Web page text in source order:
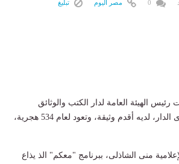
مصر اليوم تبليغ
الهيئة العامة لدار الكتب والوثائق
القومية، إن الأرشيف لدى الدار، لديه أقدم وثيقة، وتعود لعام 534 هجرية،
منى الشاذلى، ببرنامج "معكم" الذ يذاع